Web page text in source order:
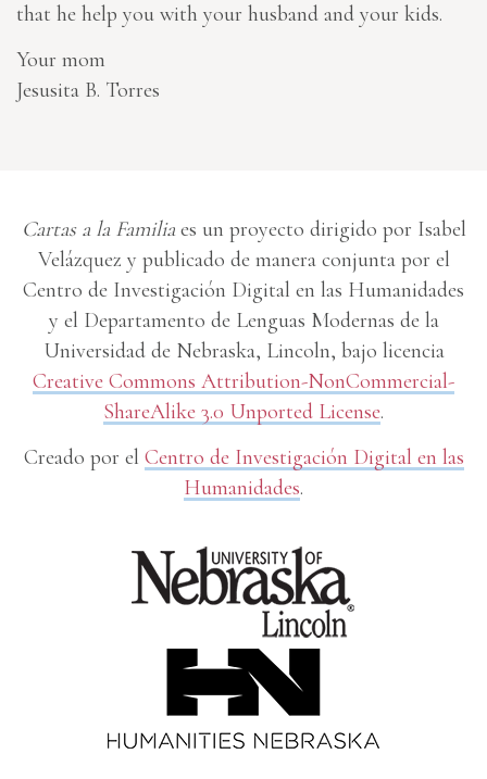
that he help you with your husband and your kids.
Your mom
Jesusita B. Torres
Cartas a la Familiaes un proyecto dirigido por Isabel
Velázquez y publicado de manera conjunta por el
Centro de Investigación Digital en las Humanidades
y el Departamento de Lenguas Modernas de la
Universidad de Nebraska, Lincoln, bajo licencia
Creative Commons Attribution-NonCommercial-
ShareAlike 3.0 Unported License.
Creado por el Centro de Investigación Digital en las
Humanidades.